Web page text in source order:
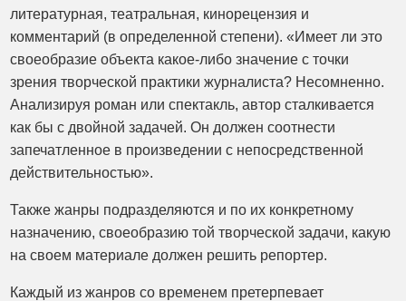
литературная, театральная, кинорецензия и
комментарий (в определенной степени). «Имеет ли это
своеобразие объекта какое-либо значение с точки
зрения творческой практики журналиста? Несомненно.
Анализируя роман или спектакль, автор сталкивается
как бы с двойной задачей. Он должен соотнести
запечатленное в произведении с непосредственной
действительностью».
Также жанры подразделяются и по их конкретному
назначению, своеобразию той творческой задачи, какую
на своем материале должен решить репортер.
Каждый из жанров со временем претерпевает